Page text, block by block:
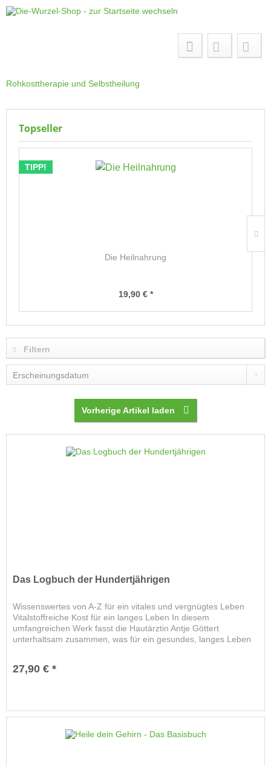
Rohkosttherapie und Selbstheilung
Topseller
TIPP!
Die Heilnahrung
19,90 € *
Filtern
Vorherige Artikel laden
Das Logbuch der Hundertjährigen
Wissenswertes von A-Z für ein vitales und vergnügtes Leben
Vitalstoffreiche Kost für ein langes Leben In diesem
umfangreichen Werk fasst die Hautärztin Antje Göttert
unterhaltsam zusammen, was für ein gesundes, langes Leben
27,90 € *